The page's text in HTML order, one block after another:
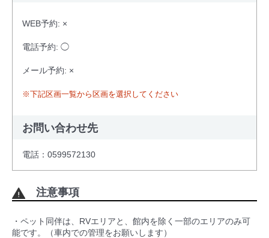
WEB予約: ×
電話予約: ◯
メール予約: ×
※下記区画一覧から区画を選択してください
お問い合わせ先
電話：0599572130
注意事項
・ペット同伴は、RVエリアと、館内を除く一部のエリアのみ可
能です。（車内での管理をお願いします）